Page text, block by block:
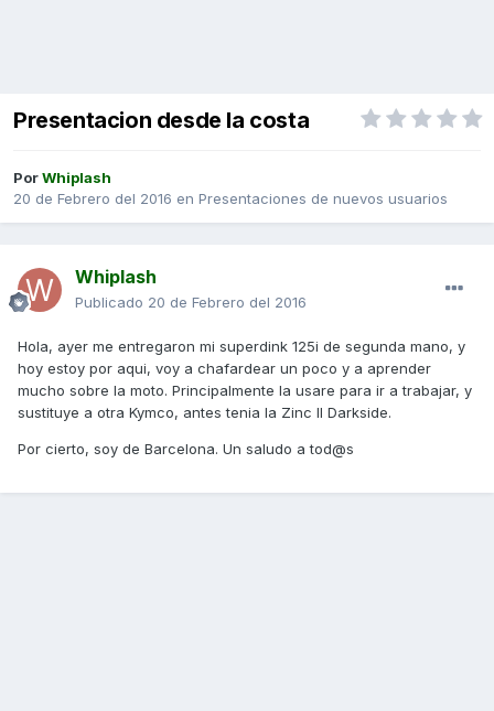
Presentacion desde la costa
PorWhiplash
20 de Febrero del 2016 en Presentaciones de nuevos usuarios
Whiplash
Publicado 20 de Febrero del 2016
Hola, ayer me entregaron mi superdink 125i de segunda mano, y
hoy estoy por aqui, voy a chafardear un poco y a aprender
mucho sobre la moto. Principalmente la usare para ir a trabajar, y
sustituye a otra Kymco, antes tenia la Zinc II Darkside.
Por cierto, soy de Barcelona. Un saludo a tod@s